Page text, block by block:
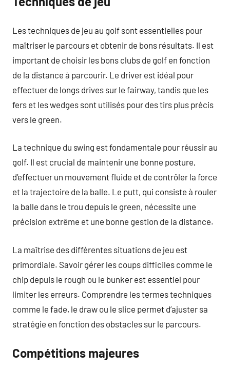
Les techniques de jeu au golf sont essentielles pour
maîtriser le parcours et obtenir de bons résultats. Il est
important de choisir les bons clubs de golf en fonction
de la distance à parcourir. Le driver est idéal pour
effectuer de longs drives sur le fairway, tandis que les
fers et les wedges sont utilisés pour des tirs plus précis
vers le green.
La technique du swing est fondamentale pour réussir au
golf. Il est crucial de maintenir une bonne posture,
d’effectuer un mouvement fluide et de contrôler la force
et la trajectoire de la balle. Le putt, qui consiste à rouler
la balle dans le trou depuis le green, nécessite une
précision extrême et une bonne gestion de la distance.
La maîtrise des différentes situations de jeu est
primordiale. Savoir gérer les coups difficiles comme le
chip depuis le rough ou le bunker est essentiel pour
limiter les erreurs. Comprendre les termes techniques
comme le fade, le draw ou le slice permet d’ajuster sa
stratégie en fonction des obstacles sur le parcours.
Compétitions majeures